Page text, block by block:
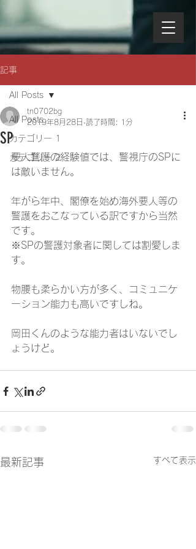
記事
All Posts
カテゴリー 1
カテゴリー 2
All Posts
SP
tn0702bg
2019年8月28日 読了時間: 1分
要人警護の経験値では、警視庁のSPに
は敵いません。
年がら年中、閣僚を始め海外要人等の
警護をおこなっている訳ですから当然
です。
※SPの警護対象者に関しては割愛しま
す。
物腰も柔らかい方が多く、コミュニケ
ーション能力も高いですしね。
岡田くんのような能力者はいないでし
ょうけど。
最新記事 すべて表示